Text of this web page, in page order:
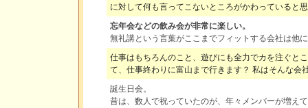
に対して何も言ってこないところがかわっていると
忘年会などの飲み会が非常に楽しい。
無礼講という言葉がここまでフィットする会社は他
仕事はもちろんのこと、遊びにも全力でカを注ぐと
て、仕事終わりに富山まで行きます？ 私はそんな会
誕生日会。
昔は、数人で祝っていたのが、年々メンバーが増え